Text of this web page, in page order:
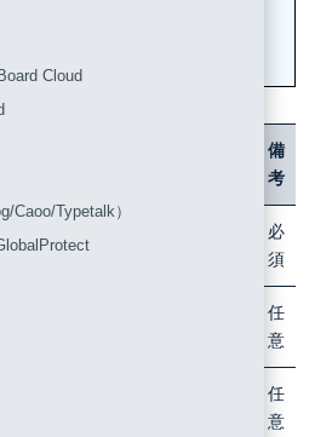
備
考
必
須
子決裁システム 楽々ワーク
任
意
任
意
Cloud
Caoo/Typetalk）